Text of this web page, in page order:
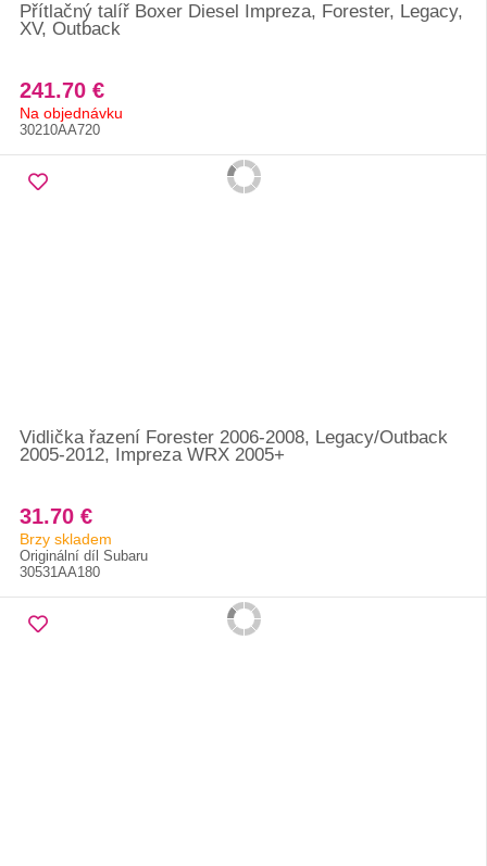
Přítlačný talíř Boxer Diesel Impreza, Forester, Legacy,
XV, Outback
241.70 €
Na objednávku
30210AA720
Vidlička řazení Forester 2006-2008, Legacy/Outback
2005-2012, Impreza WRX 2005+
31.70 €
Brzy skladem
Originální díl Subaru
30531AA180